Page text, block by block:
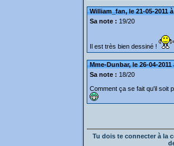
William_fan, le 21-05-2011
Sa note : 19/20
Il est très bien dessiné !
Mme-Dunbar, le 26-04-2011
Sa note : 18/20
Comment ça se fait qu'il soit
Tu dois te connecter à la